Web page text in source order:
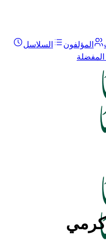
المؤلفون
السلاسل